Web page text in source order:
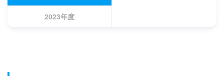
2023年度